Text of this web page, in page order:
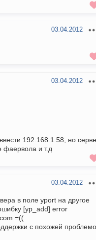
03.04.2012
03.04.2012
192.168.1.58, но
фаервола и т.д
03.04.2012
в поле yport на другое
[yp_add] error
=((
с похожей